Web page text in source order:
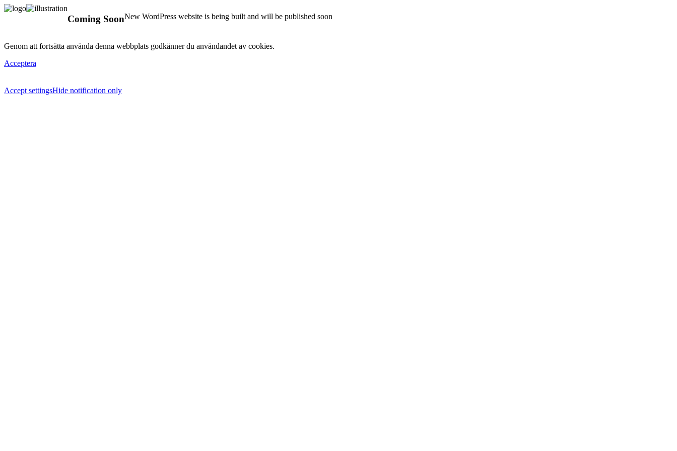
Coming SoonNew WordPress website is being built and will be published soon
Genom att fortsätta använda denna webbplats godkänner du användandet av cookies.
Acceptera
Accept settingsHide notification only